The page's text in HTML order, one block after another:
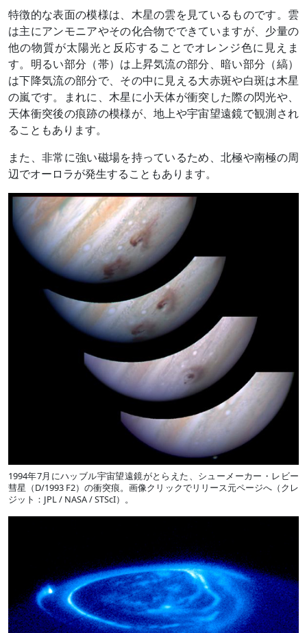
特徴的な表面の模様は、木星の雲を見ているものです。雲
は主にアンモニアやその化合物でできていますが、少量の
他の物質が太陽光と反応することでオレンジ色に見えま
す。明るい部分（帯）は上昇気流の部分、暗い部分（縞）
は下降気流の部分で、その中に見える大赤斑や白斑は木星
の嵐です。まれに、木星に小天体が衝突した際の閃光や、
天体衝突後の痕跡の模様が、地上や宇宙望遠鏡で観測され
ることもあります。
また、非常に強い磁場を持っているため、北極や南極の周
辺でオーロラが発生することもあります。
1994年7月にハッブル宇宙望遠鏡がとらえた、シューメーカー・レビー
彗星（D/1993 F2）の衝突痕。画像クリックでリリース元ページへ（クレ
ジット：JPL / NASA / STScI）。